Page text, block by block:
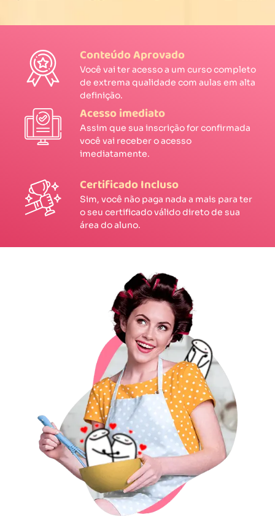
Conteúdo Aprovado
Você vai ter acesso a um curso completo
de extrema qualidade com aulas em alta
definição.
Acesso imediato
Assim que sua inscrição for confirmada
você vai receber o acesso
imediatamente.
Certificado Incluso
Sim, você não paga nada a mais para ter
o seu certificado válido direto de sua
área do aluno.